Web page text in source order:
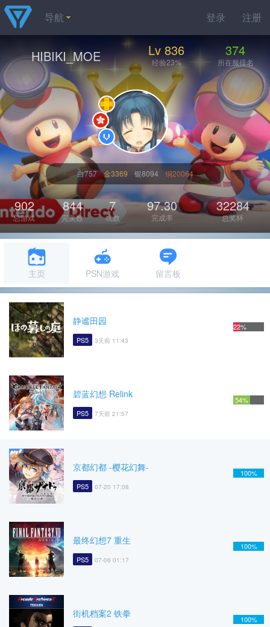
登录 注册
导航
HIBIKI_MOE Lv 836
经验23%
374
所在服排名
白757 金3369 银8094 铜20064
902
总游戏
844
完美数
7
坑数
97.30
完成率
32284
总奖杯
主页 PSN游戏 留言板
静谧田园
PS5 3天前 11:43
22%
碧蓝幻想 Relink
PS5 7天前 21:57
54%
京都幻都 -樱花幻舞-
PS5 07-20 17:08
100%
最终幻想7 重生
PS5 07-06 01:17
100%
街机档案2 铁拳 100%